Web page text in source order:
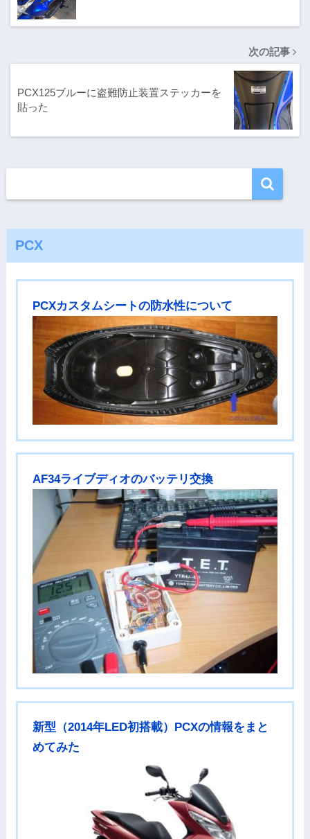
次の記事
PCX125ブルーに盗難防止装置ステッカーを
貼った
PCX
PCXカスタムシートの防水性について
AF34ライブディオのバッテリ交換
新型（2014年LED初搭載）PCXの情報をまと
めてみた